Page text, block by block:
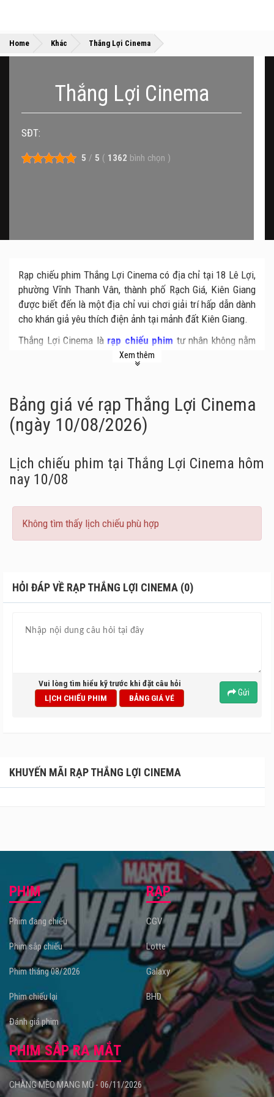
Home »
Khác »
Thắng Lợi Cinema
Thắng Lợi Cinema
SĐT:
5 / 5 ( 1362 bình chọn )
Rạp chiếu phim Thắng Lợi Cinema có địa chỉ tại 18 Lê Lợi,
phường Vĩnh Thanh Vân, thành phố Rạch Giá, Kiên Giang
được biết đến là một địa chỉ vui chơi giải trí hấp dẫn dành
cho khán giả yêu thích điện ảnh tại mảnh đất Kiên Giang.
Thắng Lợi Cinema là rạp chiếu phim tư nhân không nằm
trong hệ thống rạp chiếu phim lớn nào, tuy nhiên chất
lượng của rạp hoàn toàn ngang ngửa với các hệ thống rạp
thống trang thiết bị hiện đại được nhập khẩu 100% từ nước
ngoài.
Khán giả đến thưởng thức những bộ phim điện ảnh tại
hiện đại và sang trọng tại Thắng Lợi. Tất cả trang thiết bị
tại đây đều đáp ứng tiêu chuẩn chất lượng quốc tế tiên
cao mang đến những hình ảnh chân thực và sắc nét nhất
như chính bạn là nhân vật đang có mặt trên màn ảnh. Hệ
thống âm thanh Dolby 7.1 chuẩn quốc tế sẽ mang đến
thống cách âm hiện đại luôn đảm bảo không gian bên
ngoài phòng chiếu luôn được yên tĩnh và không gây ảnh
phim.
thưởng thức những thể loại phim khác nhau của nhiều
khán giả có sở thích khác nhau tại mảnh đất này.
Xem thêm
Bảng giá vé rạp Thắng Lợi Cinema
(ngày 10/08/2026)
Lịch chiếu phim tại Thắng Lợi Cinema hôm
nay 10/08
Không tìm thấy lịch chiếu phù hợp
HỎI ĐÁP VỀ RẠP THẮNG LỢI CINEMA (0)
Vui lòng tìm hiểu kỹ trước khi đặt câu hỏi
LỊCH CHIẾU PHIM
BẢNG GIÁ VÉ
Gửi
KHUYẾN MÃI RẠP THẮNG LỢI CINEMA
PHIM
Phim đang chiếu
Phim sắp chiếu
Phim tháng 08/2026
Phim chiếu lại
Đánh giá phim
RẠP
CGV
Lotte
Galaxy
BHD
PHIM SẮP RA MẮT
CHÀNG MÈO MANG MŨ - 06/11/2026